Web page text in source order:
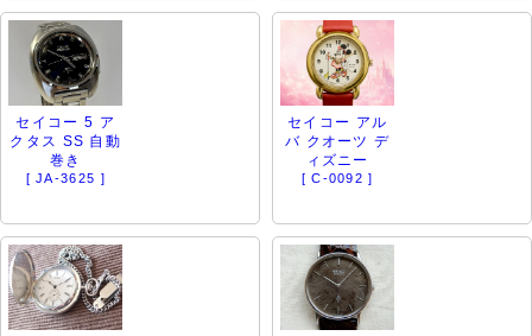
セイコー 5 ア
クタス SS 自動
巻き
[ JA-3625 ]
セイコー アル
バ クオーツ デ
ィズニー
[ C-0092 ]